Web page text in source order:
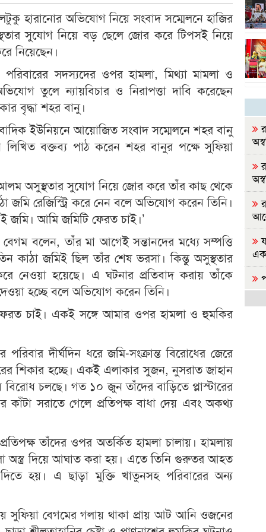
হারানোর অভিযোগ নিয়ে সংবাদ সম্মেলনে হাজির
সুযোগ নিয়ে বড় ছেলে জোর করে টিপসই নিয়ে
নিয়েছেন।
সদস্যদের ওপর হামলা, মিথ্যা মামলা ও
তুলে ন্যায়বিচার ও নিরাপত্তা দাবি করেছেন
বৃদ্ধা শহর বানু।
ইউনিয়নে আয়োজিত সংবাদ সম্মেলনে শহর বানু
বক্তব্য পাঠ করেন শহর বানুর পক্ষে সুফিয়া
অসুস্থতার সুযোগ নিয়ে জোর করে তাঁর কাছ থেকে
জমি রেজিস্ট্রি করে নেন বলে অভিযোগ করেন তিনি।
জমি। আমি জমিটি ফেরত চাই।’
বলেন, তাঁর মা আগেই সন্তানদের মধ্যে সম্পত্তি
কাঠা জমিই ছিল তাঁর শেষ ভরসা। কিন্তু অসুস্থতার
নেওয়া হয়েছে। এ ঘটনার প্রতিবাদ করায় তাঁকে
হচ্ছে বলে অভিযোগ করেন তিনি।
চাই। একই সঙ্গে আমার ওপর হামলা ও হুমকির
দীর্ঘদিন ধরে জমি-সংক্রান্ত বিরোধের জেরে
শিকার হচ্ছে। একই এলাকার সুজন, নুসরাত জাহান
চলছে। গত ১০ জুন তাঁদের বাড়িতে প্লাস্টারের
কাঁটা সরাতে গেলে প্রতিপক্ষ বাধা দেয় এবং অকথ্য
তাঁদের ওপর অতর্কিত হামলা চালায়। হামলায়
অস্ত্র দিয়ে আঘাত করা হয়। এতে তিনি গুরুতর আহত
হয়। এ ছাড়া মুক্তি খাতুনসহ পরিবারের অন্য
বেগমের গলায় থাকা প্রায় আট আনি ওজনের